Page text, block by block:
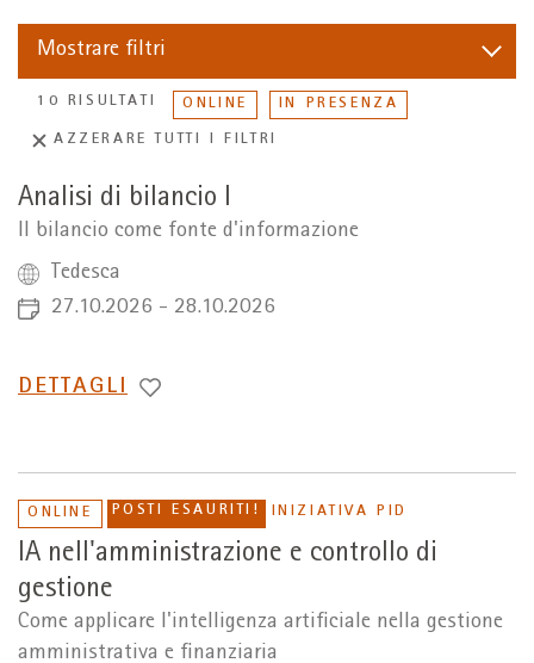
Mostrare filtri
10 RISULTATI ONLINE IN PRESENZA
AZZERARE TUTTI I FILTRI
Analisi di bilancio I
Il bilancio come fonte d'informazione
Tedesca
27.10.2026 - 28.10.2026
PASSA
DETTAGLI
ONLINE POSTI ESAURITI! INIZIATIVA PID
IA nell'amministrazione e controllo di
gestione
Come applicare l'intelligenza artificiale nella gestione
amministrativa e finanziaria